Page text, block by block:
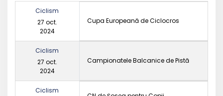
Ciclism
27 oct.
2024
Cupa Europeană de Ciclocros
Ciclism
27 oct.
2024
Campionatele Balcanice de Pistă
Ciclism